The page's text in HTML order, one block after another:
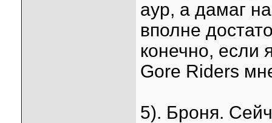
аур, а дамаг
вполне
конечно, если
Gore Riders
5). Броня.